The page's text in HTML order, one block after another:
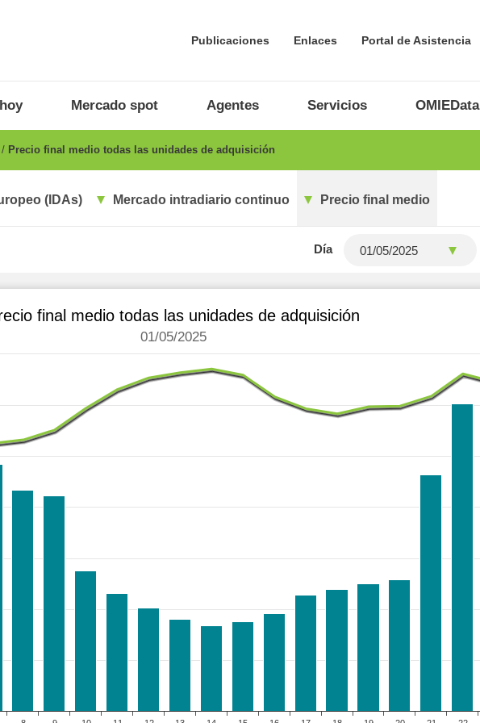
Publicaciones Enlaces Portal de Asistencia
Mercado spot Agentes Servicios OMIEData
Precio final medio todas las unidades de adquisición
(IDAs) Mercado intradiario continuo Precio final medio
Día
final medio todas las unidades de adquisición
01/05/2025